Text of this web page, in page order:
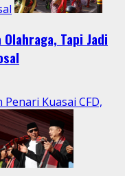
Tapi Jadi
Kuasai CFD,